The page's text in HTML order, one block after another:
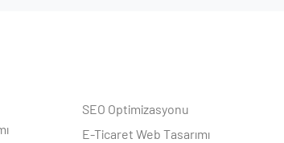
SEO Optimizasyonu
E-Ticaret Web Tasarımı